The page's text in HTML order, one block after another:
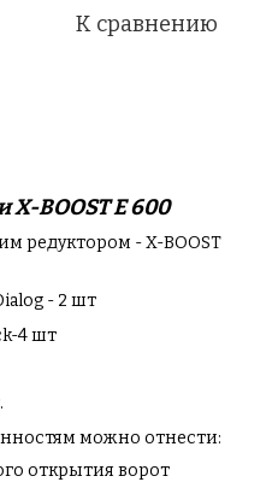
К сравнению
BOOST E 600
редуктором - X-BOOST
- 2 шт
4 шт
можно отнести:
открытия ворот